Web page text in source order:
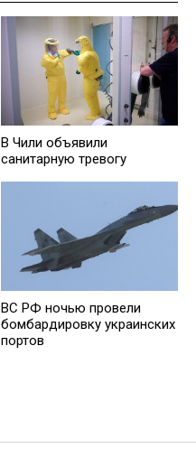
В Чили объявили
санитарную тревогу
ВС РФ ночью провели
бомбардировку украинских
портов